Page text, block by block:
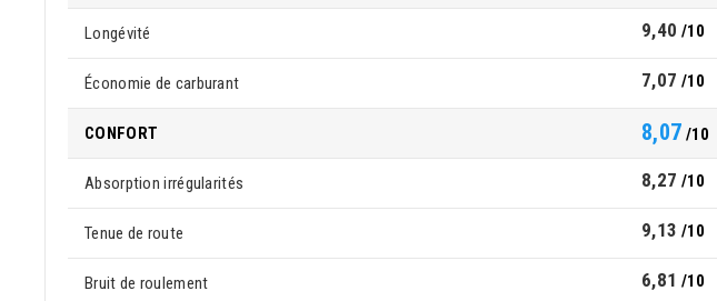
Longévité 9,40 /10
Économie de carburant 7,07 /10
CONFORT 8,07 /10
Absorption irrégularités 8,27 /10
Tenue de route 9,13 /10
Bruit de roulement 6,81 /10